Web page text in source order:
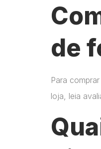
de
Para
loja, leia